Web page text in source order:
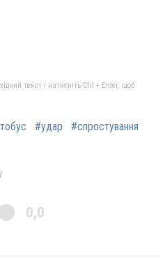
текст і натисніть Ctrl + Enter, щоб
#удар #спростування
0,0